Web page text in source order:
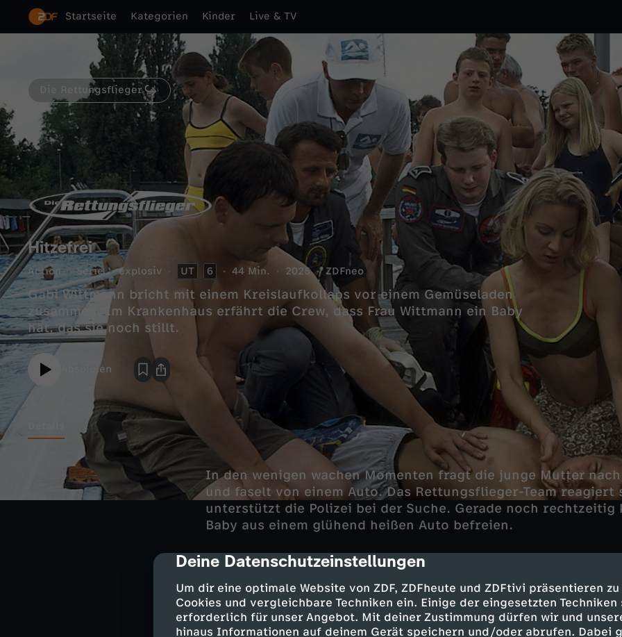
cmp-dialog-description
Deine Datenschutzeinstellungen
Um dir eine optimale Website von ZDF, ZDFheute und ZDFtivi präsentieren
Cookies und vergleichbare Techniken ein. Einige der eingesetzten
erforderlich für unser Angebot. Mit deiner Zustimmung dürfen wir und
hinaus Informationen auf deinem Gerät speichern und/oder abrufen. Dabei
Startseite Kategorien Kinder Live & TV
Die Rettungsflieger
Hitzefrei
Action Serie explosiv UT 6 44 Min. 2025 ZDFneo
Gabi Wittmann bricht mit einem Kreislaufkollaps vor einem Gemüseladen
zusammen. Im Krankenhaus erfährt die Crew, dass Frau Wittmann ein Baby
hat, das sie noch stillt.
Abspielen
In den wenigen wachen Momenten fragt die junge Mutter
und faselt von einem Auto. Das Rettungsflieger-Team reagiert
unterstützt die Polizei bei der Suche. Gerade noch rechtzeitig
Baby aus einem glühend heißen Auto befreien.
Wollcke bittet seinen Kollegen Alex, auf Richie aufzupassen.
Gelegenheit und besucht mit dem Jungen das Schwimmbad.
die attraktive alleinerziehende Astrid kennen, weil deren
Gefallen an Richie gefunden hat. In einem unbewachten